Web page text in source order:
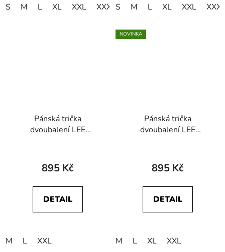
S M L XL XXL XXXL 4XL 5XL
S M L XL XXL
Pánská trička
dvoubalení LEE
PACK V NECK Black
White
895 Kč
DETAIL
M L XXL
NOVINKA
Pánská trička
dvoubalení LEE
Forest Mood Indigo
895 Kč
DETAIL
M L XL XXL